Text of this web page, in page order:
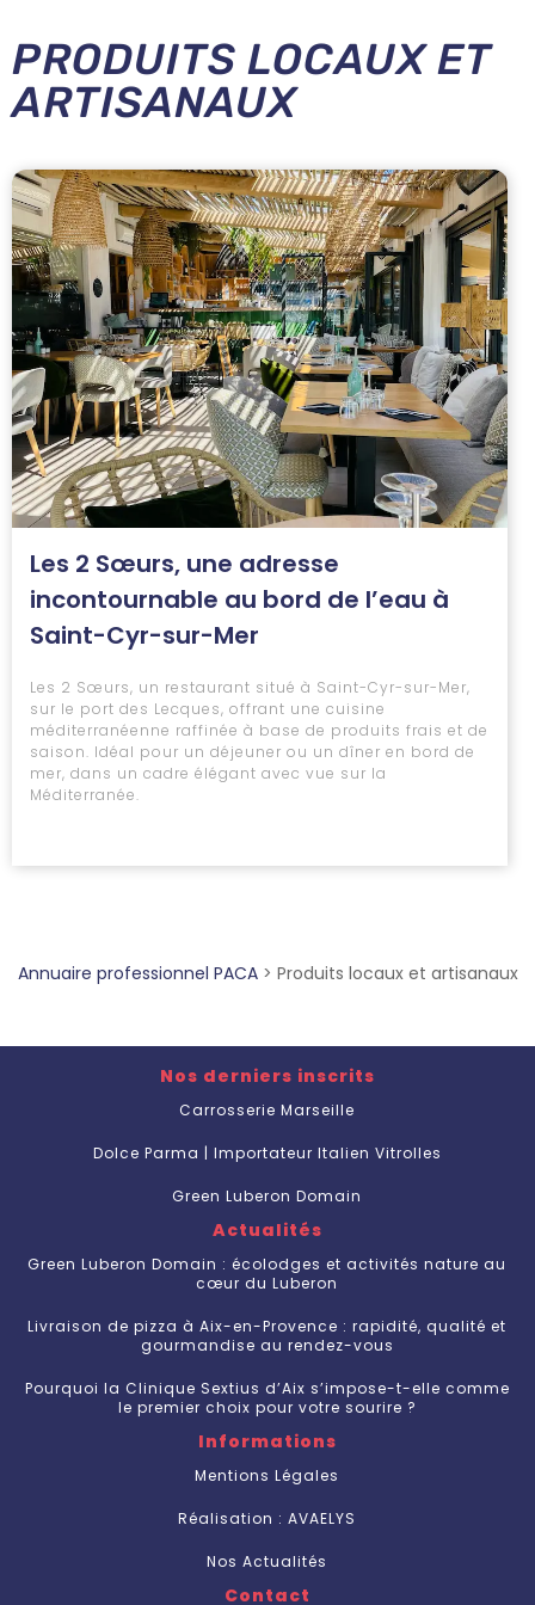
PRODUITS LOCAUX ET
ARTISANAUX
Les 2 Sœurs, une adresse
incontournable au bord de l’eau à
Saint-Cyr-sur-Mer
Les 2 Sœurs, un restaurant situé à Saint-Cyr-sur-Mer,
sur le port des Lecques, offrant une cuisine
méditerranéenne raffinée à base de produits frais et de
saison. Idéal pour un déjeuner ou un dîner en bord de
mer, dans un cadre élégant avec vue sur la
Méditerranée.
Annuaire professionnel PACA > Produits locaux et artisanaux
Nos derniers inscrits
Carrosserie Marseille
Dolce Parma | Importateur Italien Vitrolles
Green Luberon Domain
Actualités
Green Luberon Domain : écolodges et activités nature au
cœur du Luberon
Livraison de pizza à Aix-en-Provence : rapidité, qualité et
gourmandise au rendez-vous
Pourquoi la Clinique Sextius d’Aix s’impose-t-elle comme
le premier choix pour votre sourire ?
Informations
Mentions Légales
Réalisation : AVAELYS
Nos Actualités
Contact